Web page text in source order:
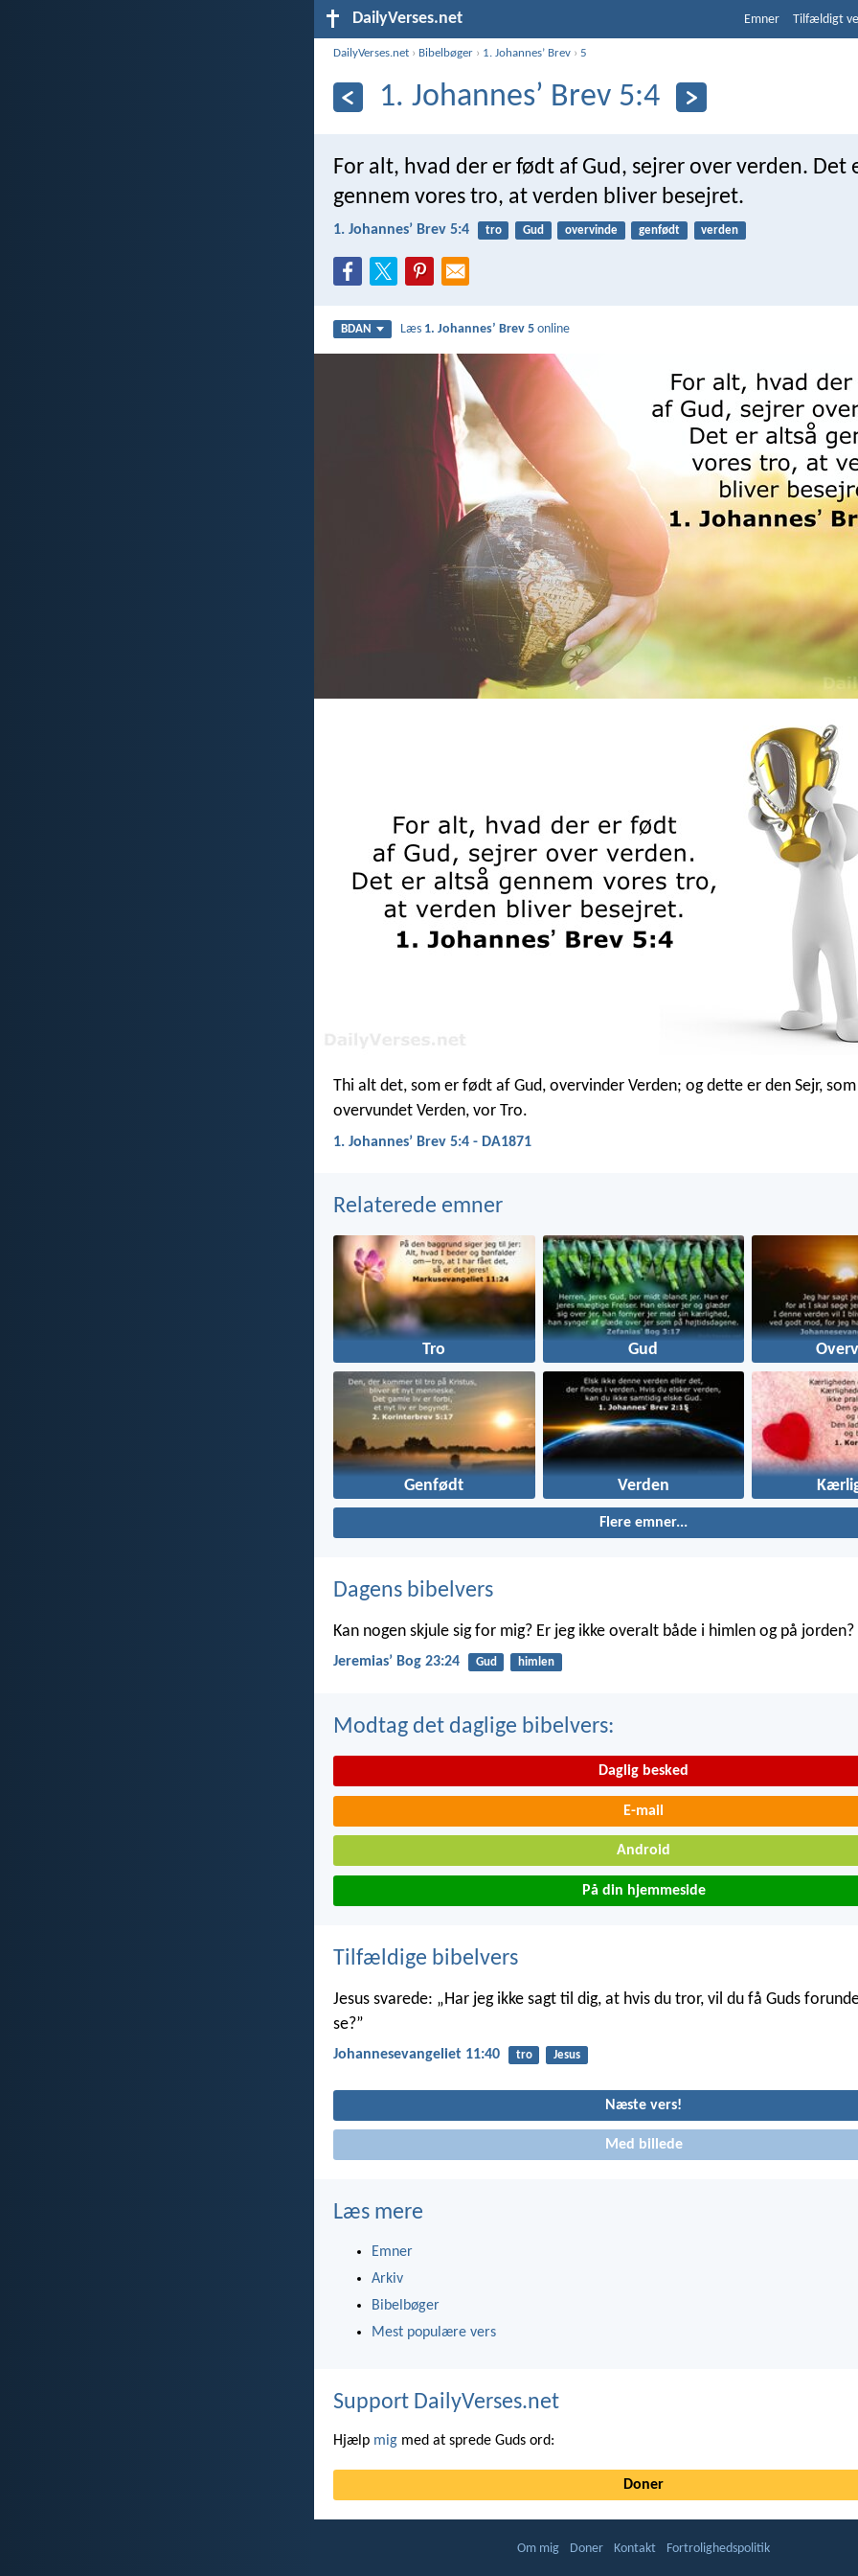
DailyVerses.net Emner Tilfældigt
DailyVerses.net › Bibelbøger › 1. Johannesʼ Brev ›5
1. Johannesʼ Brev 5:4
For alt, hvad der er født af Gud, sejrer over verden. Det
gennem vores tro, at verden bliver besejret.
1. Johannesʼ Brev 5:4 tro Gud overvinde genfødt verden
BDAN Læs 1. Johannesʼ Brev 5 online
Thi alt det, som er født af Gud, overvinder Verden; og dette er den Sejr,
overvundet Verden, vor Tro.
1. Johannesʼ Brev 5:4 - DA1871
Relaterede emner
Tro Gud
Genfødt Verden
Flere emner...
Dagens bibelvers
Kan nogen skjule sig for mig? Er jeg ikke overalt både i himlen og på jorden?
Jeremiasʼ Bog 23:24 Gud himlen
Modtag det daglige bibelvers:
Daglig besked
E-mail
Android
På din hjemmeside
Tilfældige bibelvers
Jesus svarede: „Har jeg ikke sagt til dig, at hvis du tror, vil du få Guds
se?”
Johannesevangeliet 11:40 tro Jesus
Næste vers!
Med billede
Læs mere
Emner
Arkiv
Bibelbøger
Mest populære vers
Support DailyVerses.net
Hjælp mig med at sprede Guds ord:
Doner
Om mig Doner Kontakt Fortrolighedspolitik